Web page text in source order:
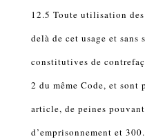
12.5 Toute utilisation
delà de cet usage et
constitutives de
2 du même Code, et sont
article, de peines
d’emprisonnement et